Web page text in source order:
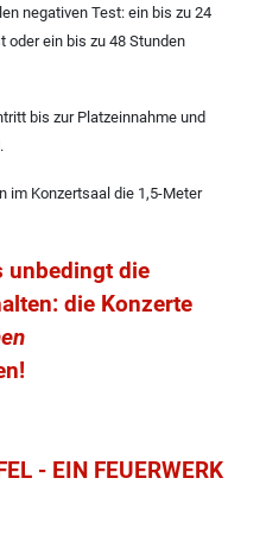
negativen Test: ein bis zu 24
oder ein bis zu 48 Stunden
bis zur Platzeinnahme und
im Konzertsaal die 1,5-Meter
unbedingt die
die Konzerte
- EIN FEUERWERK